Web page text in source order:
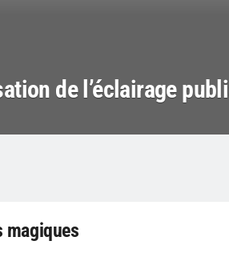
de l’éclairage
magiques